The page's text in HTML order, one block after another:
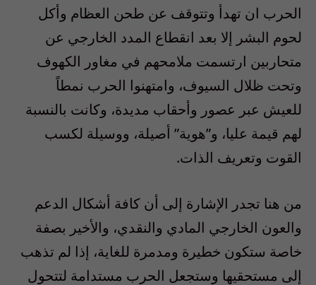
الحرب ان تهدأ وتتوقف عن طحن العظام وأكل
لحوم البشر إلا بعد انقطاع المدد الخارجي عن
متحاربين ارتسمت ملامحهم في مغاور الكهوف
وتحت ظلال السيوف، وامتهنوا الحرب نمطاً
للعيش عبر عصور وأحقاب مديدة، وكانت بالنسبة
لهم قيمة عليا، و”هوية” أصيلة، ووسيلة لكسب
القوت وتعريف الذات.
من هنا تجدر الإشارة إلى أن كافة أشكال الدعم
والعون الخارجي المادي والنقدي، والأخير بصفة
خاصة ستكون خطيرة ومدمرة للغاية، إذا لم تذهب
إلى مستحقيها وستجعل الحرب مستدامة لتتحول